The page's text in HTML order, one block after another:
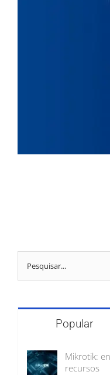
Popular
Mikrotik:
recursos